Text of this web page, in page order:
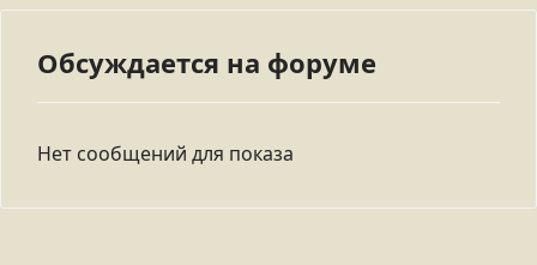
Обсуждается на форуме
Нет сообщений для показа